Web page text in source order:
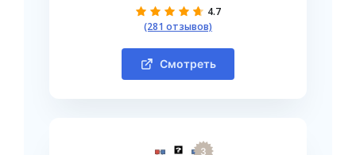
4.7
(281 отзывов)
Смотреть
3